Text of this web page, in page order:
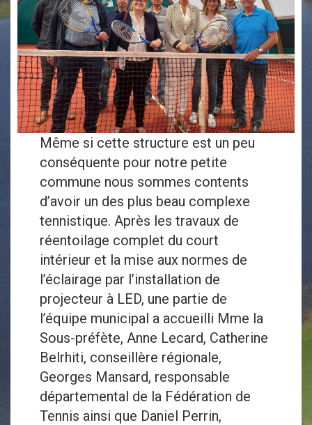
Même si cette structure est un peu
conséquente pour notre petite
commune nous sommes contents
d’avoir un des plus beau complexe
tennistique. Après les travaux de
réentoilage complet du court
intérieur et la mise aux normes de
l’éclairage par l’installation de
projecteur à LED, une partie de
l’équipe municipal a accueilli Mme la
Sous-préfète, Anne Lecard, Catherine
Belrhiti, conseillère régionale,
Georges Mansard, responsable
départemental de la Fédération de
Tennis ainsi que Daniel Perrin,